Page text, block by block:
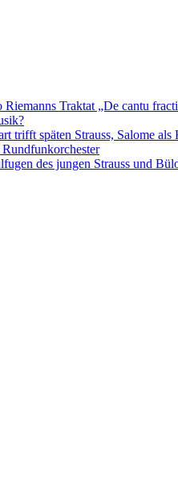
Traktat „De cantu
trifft späten Strauss, Salome als
des jungen Strauss und